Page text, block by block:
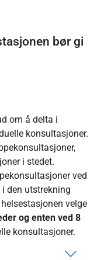
bør gi
om å delta i
konsultasjoner.
i stedet.
ved
i den utstrekning
velge
og enten ved 8
konsultasjoner.